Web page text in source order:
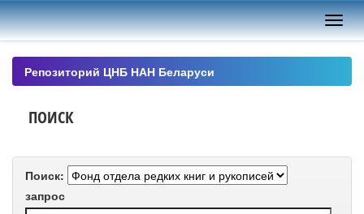
Skip
navigation
Репозиторий ЦНБ НАН Беларуси
ПОИСК
Поиск:
запрос